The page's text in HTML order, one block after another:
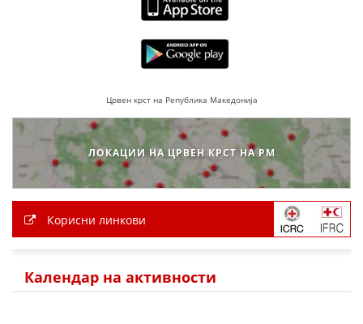
ПРИРАЧНИЦИ
СТРАТЕГИИ
ПОСТЕРИ
ПРЕЗЕНТАЦИИ
Црвен крст на Република Македонија
ЛОКАЦИИ НА ЦРВЕН КРСТ НА РМ
Корисни линкови
Календар на активности